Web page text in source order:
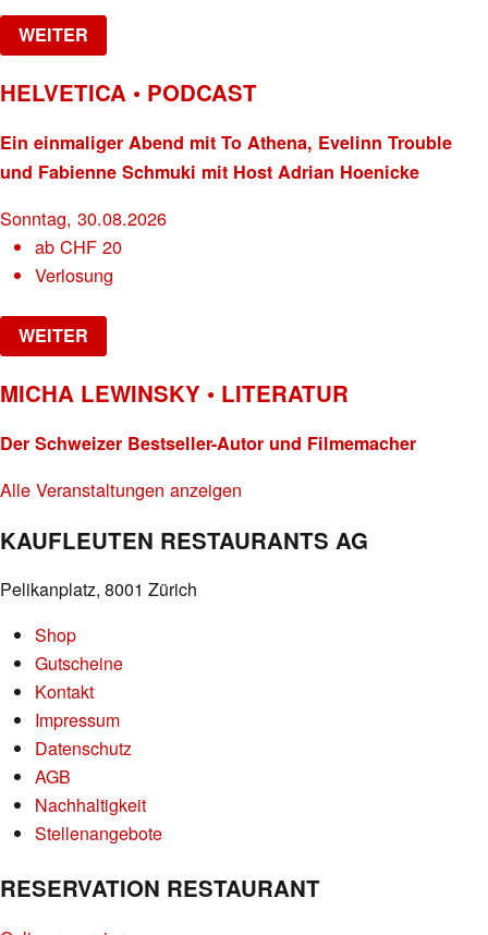
WEITER
HELVETICA • PODCAST
Ein einmaliger Abend mit To Athena, Evelinn Trouble
und Fabienne Schmuki mit Host Adrian Hoenicke
Sonntag, 30.08.2026
abCHF 20
Verlosung
WEITER
MICHA LEWINSKY • LITERATUR
Der Schweizer Bestseller-Autor und Filmemacher
Alle Veranstaltungen anzeigen
KAUFLEUTEN RESTAURANTS AG
Pelikanplatz, 8001 Zürich
Shop
Gutscheine
Kontakt
Impressum
Datenschutz
AGB
Nachhaltigkeit
Stellenangebote
RESERVATION RESTAURANT